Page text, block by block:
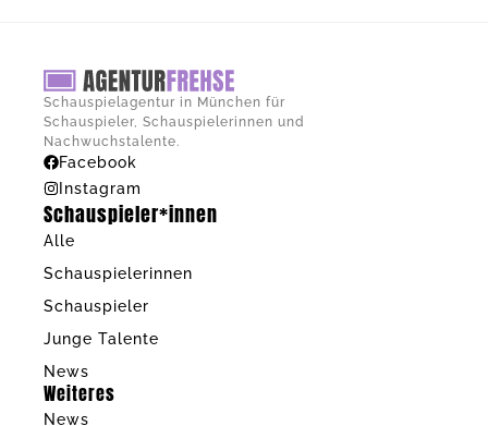
Schauspielagentur in München für
Schauspieler, Schauspielerinnen und
Nachwuchstalente.
Facebook
Instagram
Schauspieler*innen
Alle
Schauspielerinnen
Schauspieler
Junge Talente
News
Weiteres
News